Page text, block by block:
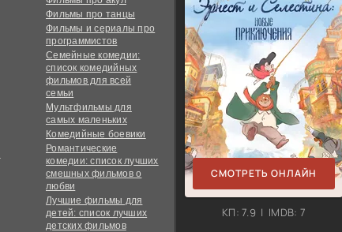
Фильмы про танцы
Фильмы и сериалы про
программистов
Семейные комедии:
список комедийных
фильмов для всей
семьи
Мультфильмы для
самых маленьких
Комедийные боевики
Романтические
комедии: список лучших
смешных фильмов о
любви
Лучшие фильмы для
детей: список лучших
детских фильмов
СМОТРЕТЬ ОНЛАЙН
КП: 7.9 | IMDB: 7